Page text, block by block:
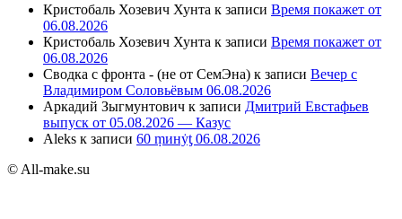
Кристобаль Хозевич Хунта к записи Время покажет от
06.08.2026
Кристобаль Хозевич Хунта к записи Время покажет от
06.08.2026
Сводка с фронта - (не от СемЭна) к записи Вечер с
Владимиром Соловьёвым 06.08.2026
Аркадий Зыгмунтович к записи Дмитрий Евстафьев
выпуск от 05.08.2026 — Казус
Aleks к записи 60 ṃинẏƫ 06.08.2026
© All-make.su